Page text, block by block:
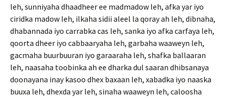
leh, sunniyaha dhaadheer ee madmadow leh, afka yar iyo
ciridka madow leh, ilkaha sidii aleel la qoray ah leh, dibnaha,
dhabannada iyo carrabka cas leh, sanka iyo afka carfaya leh,
qoorta dheer iyo cabbaaryaha leh, garbaha waaweyn leh,
gacmaha buurbuuran iyo garaaraha leh, shafka ballaaran
leh, naasaha toobinka ah ee dharka dul saaran dhibsanaya
doonayana inay kasoo dhex baxaan leh, xabadka iyo naaska
buuxa leh, dhexda yar leh, sinaha waaweyn leh, caloosha